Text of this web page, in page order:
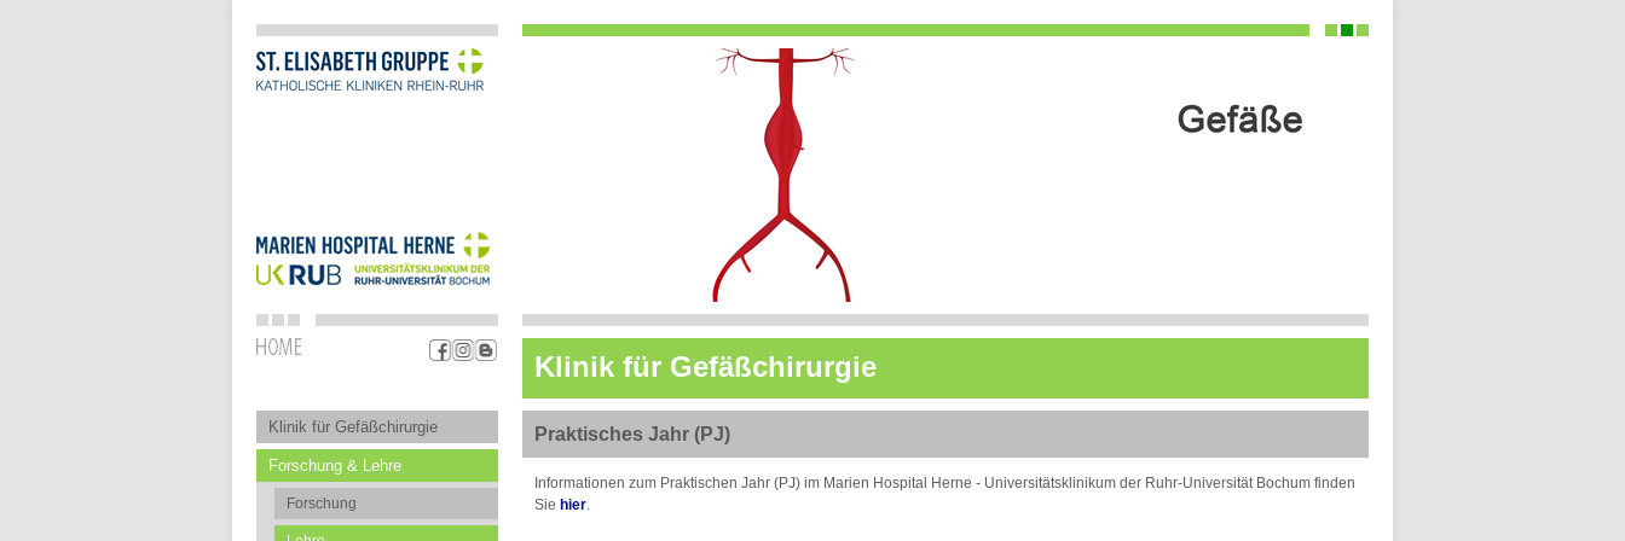
Klinik für Gefäßchirurgie
Klinik für Gefäßchirurgie
Forschung & Lehre
Forschung
Praktisches Jahr (PJ)
Informationen zum Praktischen Jahr (PJ) im Marien Hospital Herne - Universitätsklinikum der Ruhr-Universität Bochum finden
Sie hier.